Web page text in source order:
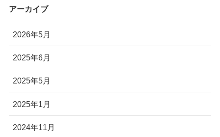
アーカイブ
2026年5月
2025年6月
2025年5月
2025年1月
2024年11月